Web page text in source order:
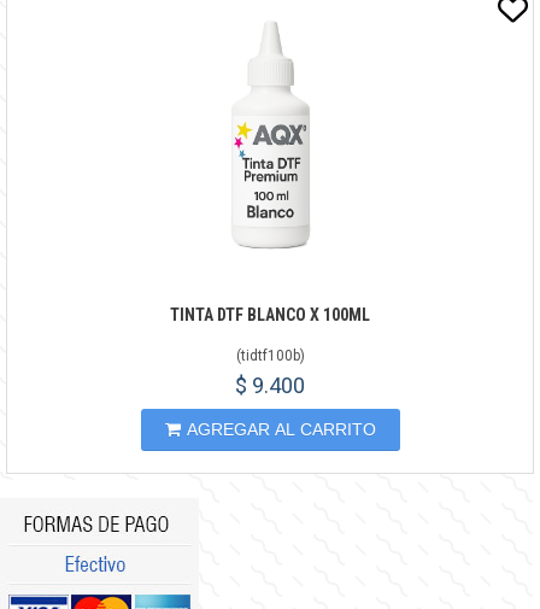
TINTA DTF BLANCO X 100ML
(tidtf100b)
$ 9.400
AGREGAR AL CARRITO